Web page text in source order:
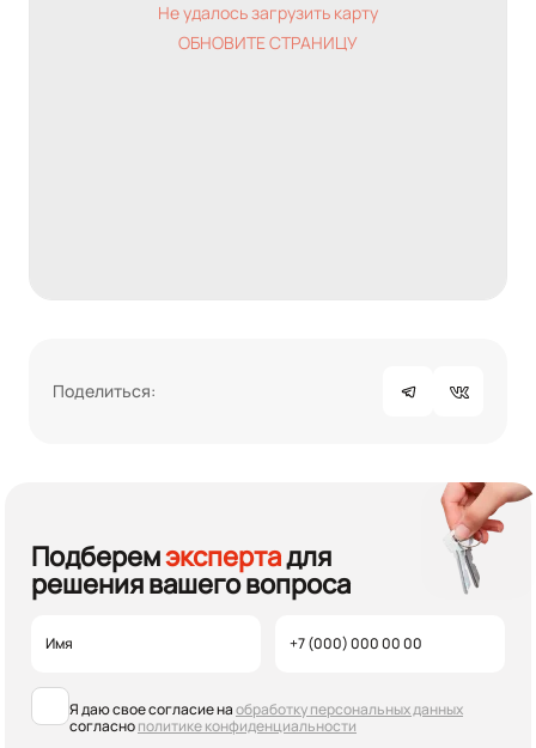
Не удалось загрузить карту
ОБНОВИТЕ СТРАНИЦУ
Поделиться:
Подберемэкспертадля
решения вашего вопроса
Я даю свое согласие наобработку персональных данных
согласнополитике конфиденциальности